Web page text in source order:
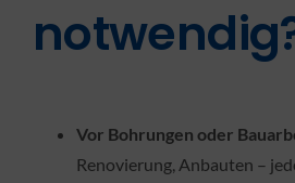
Vor Bohrungen oder
Renovierung, Anbauten –